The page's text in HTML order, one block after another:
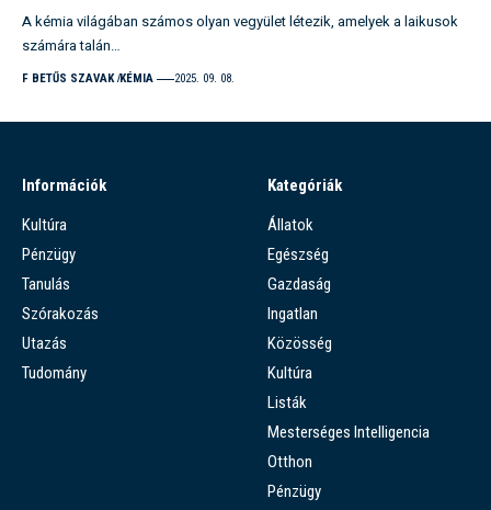
A kémia világában számos olyan vegyület létezik, amelyek a laikusok
számára talán…
F BETŰS SZAVAK KÉMIA 2025. 09. 08.
Információk
Kultúra
Pénzügy
Tanulás
Szórakozás
Utazás
Tudomány
Kategóriák
Állatok
Egészség
Gazdaság
Ingatlan
Közösség
Kultúra
Listák
Mesterséges Intelligencia
Otthon
Pénzügy